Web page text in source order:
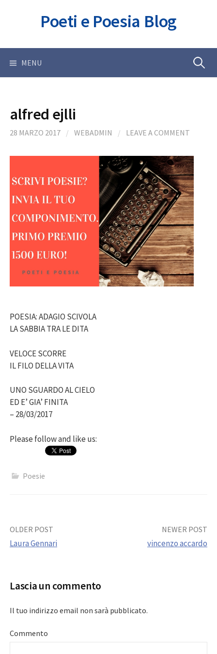
Poeti e Poesia Blog
MENU Ricerca
alfred ejlli
28 MARZO 2017 / WEBADMIN / LEAVE A COMMENT
POESIA: ADAGIO SCIVOLA
LA SABBIA TRA LE DITA
VELOCE SCORRE
IL FILO DELLA VITA
UNO SGUARDO AL CIELO
ED E’ GIA’ FINITA
– 28/03/2017
Please follow and like us:
Poesie
Post
OLDER POST
Laura Gennari
NEWER POST
vincenzo accardo
Lascia un commento
Il tuo indirizzo email non sarà pubblicato.
Commento